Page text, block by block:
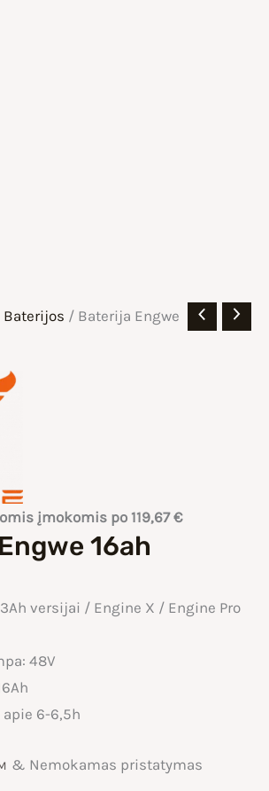
Baterijos / Baterija Engwe
įmokomis po 119,67€
16ah
versijai / Engine X / Engine Pro
48V
6-6,5h
& Nemokamas pristatymas